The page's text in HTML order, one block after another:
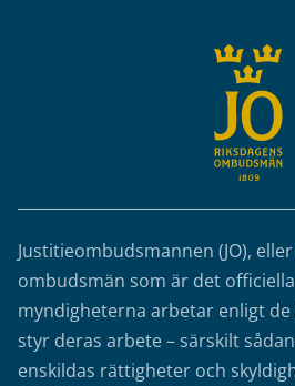
Justitieombudsmannen (JO),
ombudsmän som är det
myndigheterna arbetar enligt
styr deras arbete – särskilt
enskildas rättigheter och